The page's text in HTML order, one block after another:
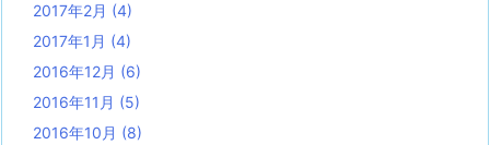
2017年2月 (4)
2017年1月 (4)
2016年12月 (6)
2016年11月 (5)
2016年10月 (8)